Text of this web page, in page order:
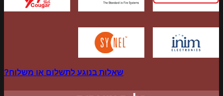
שאלות בנוגע לתשלום או משלוח?